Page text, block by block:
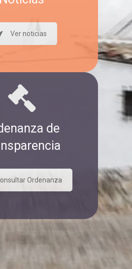
Ver noticias
de
Ordenanza